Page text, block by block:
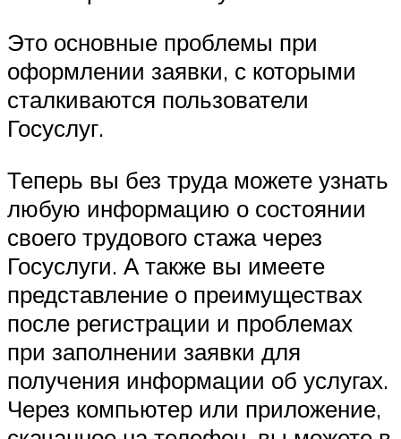
Это основные проблемы при
оформлении заявки, с которыми
сталкиваются пользователи
Госуслуг.
Теперь вы без труда можете узнать
любую информацию о состоянии
своего трудового стажа через
Госуслуги. А также вы имеете
представление о преимуществах
после регистрации и проблемах
при заполнении заявки для
получения информации об услугах.
Через компьютер или приложение,